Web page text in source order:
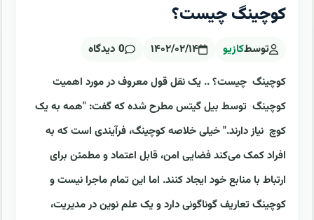
کوچینگ چیست؟
توسطکازیو ۱۴۰۲/۰۲/۱۴ 0 دیدگاه
کوچینگ چیست؟ .. یک نقل قول معروف در مورد اهمیت
کوچینگ توسط بیل گیتس مطرح شده که گفت: "همه به یک
کوچ نیاز دارند." خیلی خلاصه کوچینگ، فرآیندی است که به
افراد کمک می‌کند فضایی امن، قابل اعتماد و مطمئن برای
ارتباط با منابع خود ایجاد کنند. اما این تمام ماجرا نیست و
کوچینگ تعاریف گوناگونی دارد و یک علم نوین در مدیریت،